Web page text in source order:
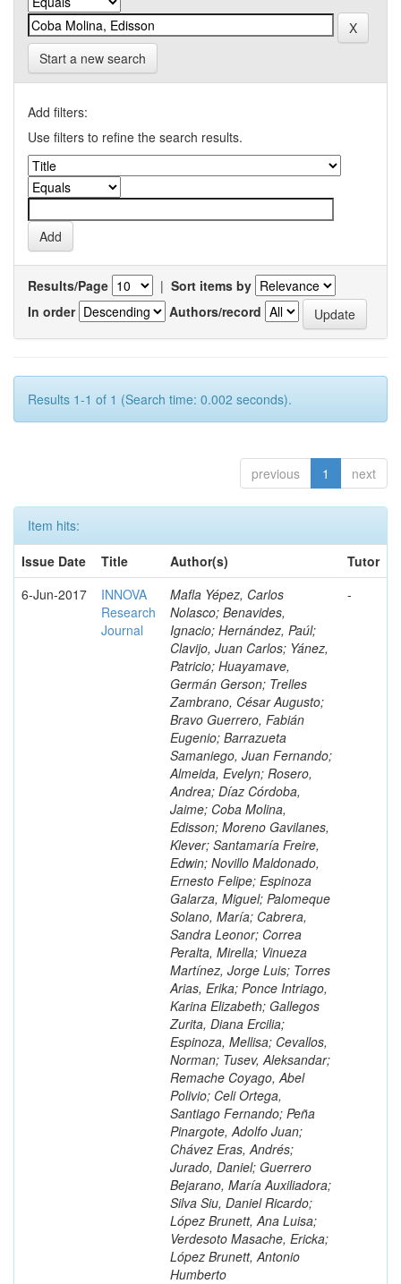
Start a new search
Add filters:
Use filters to refine the search results.
Results/Page | Sort items by
In order
Authors/record
Results 1-1 of 1 (Search time: 0.002 seconds).
previous 1 next
Item hits:
Issue Date
Title Author(s)
Tutor
6-Jun-2017
INNOVA
Research
Journal
Mafla Yépez, Carlos
Nolasco; Benavides,
Ignacio; Hernández, Paúl;
Clavijo, Juan Carlos; Yánez,
Patricio; Huayamave,
Germán Gerson; Trelles
Zambrano, César Augusto;
Bravo Guerrero, Fabián
Eugenio; Barrazueta
Samaniego, Juan Fernando;
Almeida, Evelyn; Rosero,
Andrea; Díaz Córdoba,
Jaime; Coba Molina,
Edisson; Moreno Gavilanes,
Klever; Santamaría Freire,
Edwin; Novillo Maldonado,
Ernesto Felipe; Espinoza
Galarza, Miguel; Palomeque
Solano, María; Cabrera,
Sandra Leonor; Correa
Peralta, Mirella; Vinueza
Martínez, Jorge Luis; Torres
Arias, Erika; Ponce Intriago,
Karina Elizabeth; Gallegos
Zurita, Diana Ercilia;
Espinoza, Mellisa; Cevallos,
Norman; Tusev, Aleksandar;
Remache Coyago, Abel
Polivio; Celi Ortega,
Santiago Fernando; Peña
Pinargote, Adolfo Juan;
Chávez Eras, Andrés;
Jurado, Daniel; Guerrero
Bejarano, María Auxiliadora;
Silva Siu, Daniel Ricardo;
López Brunett, Ana Luisa;
Verdesoto Masache, Ericka;
López Brunett, Antonio
Humberto
-